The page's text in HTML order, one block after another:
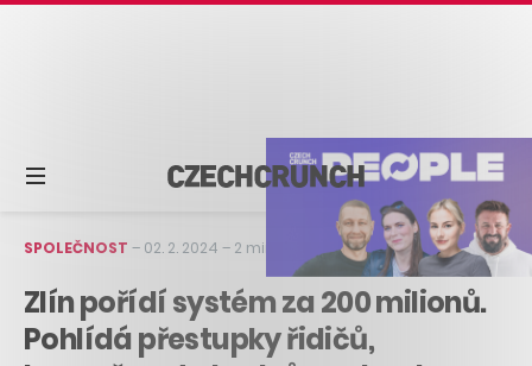
SPOLEČNOST – 02. 2. 2024 – 2 min čtení
Zlín pořídí systém za 200 milionů.
Pohlídá přestupky řidičů,